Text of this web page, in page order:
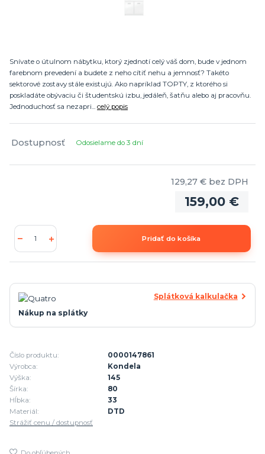
Snívate o útulnom nábytku, ktorý zjednotí celý váš dom, bude v jednom
farebnom prevedení a budete z neho cítiť nehu a jemnosť? Takéto
sektorové zostavy stále existujú. Ako napríklad TOPTY, z ktorého si
poskladáte obývaciu či študentskú izbu, jedáleň, šatňu alebo aj pracovňu.
Jednoduchosť sa nezapri... celý popis
Dostupnosť Odosielame do 3 dní
159,00 €
129,27 € bez DPH
Pridať do košíka
Splátková kalkulačka
Nákup na splátky
Číslo produktu:
0000147861
Výrobca:
Kondela
Výška:
145
Šírka:
80
Hĺbka:
33
Materiál:
DTD
Strážiť cenu / dostupnosť